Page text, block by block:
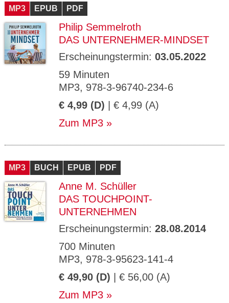
MP3 EPUB PDF
Philip Semmelroth
DAS UNTERNEHMER-MINDSET
Erscheinungstermin: 03.05.2022
59 Minuten
MP3, 978-3-96740-234-6
€ 4,99 (D) | € 4,99 (A)
Zum MP3
MP3 BUCH EPUB PDF
Anne M. Schüller
DAS TOUCHPOINT-
UNTERNEHMEN
Erscheinungstermin: 28.08.2014
700 Minuten
MP3, 978-3-95623-141-4
€ 49,90 (D) | € 56,00 (A)
Zum MP3